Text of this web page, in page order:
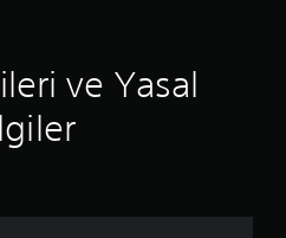
n
9
ve Yasal